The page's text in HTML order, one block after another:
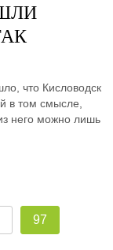
что Кисловодск
в том смысле,
него можно лишь
97